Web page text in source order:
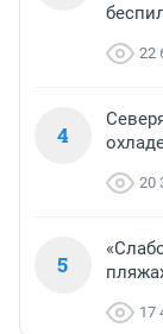
22
4
20
5
17